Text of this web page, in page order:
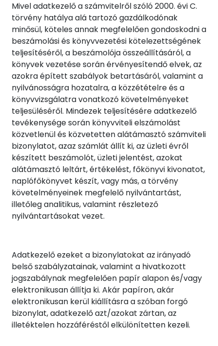
Mivel adatkezelő a számvitelről szóló 2000. évi C.
törvény hatálya alá tartozó gazdálkodónak
minősül, köteles annak megfelelően gondoskodni a
beszámolási és könyvvezetési kötelezettségének
teljesítéséről, a beszámolója összeállításáról, a
könyvek vezetése során érvényesítendő elvek, az
azokra épített szabályok betartásáról, valamint a
nyilvánosságra hozatalra, a közzétételre és a
könyvvizsgálatra vonatkozó követelményeket
teljesüléséről. Mindezek teljesítésére adatkezelő
tevékenysége során könyvviteli elszámolást
közvetlenül és közvetetten alátámasztó számviteli
bizonylatot, azaz számlát állít ki, az üzleti évről
készített beszámolót, üzleti jelentést, azokat
alátámasztó leltárt, értékelést, főkönyvi kivonatot,
naplófőkönyvet készít, vagy más, a törvény
követelményeinek megfelelő nyilvántartást,
illetőleg analitikus, valamint részletező
nyilvántartásokat vezet.
Adatkezelő ezeket a bizonylatokat az irányadó
belső szabályzatainak, valamint a hivatkozott
jogszabálynak megfelelően papír alapon és/vagy
elektronikusan állítja ki. Akár papíron, akár
elektronikusan kerül kiállításra a szóban forgó
bizonylat, adatkezelő azt/azokat zártan, az
illetéktelen hozzáféréstől elkülönítetten kezeli.